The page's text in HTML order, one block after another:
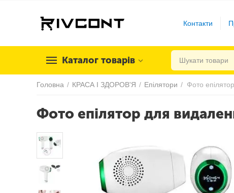
Контакти
Каталог товарів
Головна / КРАСА І ЗДОРОВ'Я / Епілятори /
Фото епілятор для